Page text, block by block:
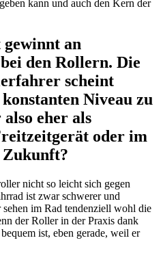
kann und auch den Kern der
an
den Rollern. Die
scheint
Niveau zu
eher als
oder im
Zukunft?
nicht so leicht sich gegen
ist zwar schwerer und
im Rad tendenziell wohl die
der Roller in der Praxis dank
ist, eben gerade, weil er